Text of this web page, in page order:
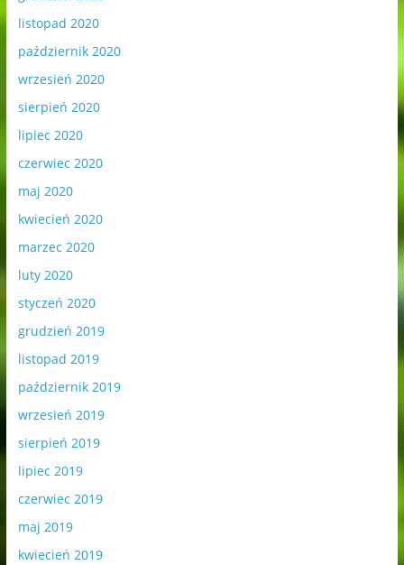
listopad 2020
październik 2020
wrzesień 2020
sierpień 2020
lipiec 2020
czerwiec 2020
maj 2020
kwiecień 2020
marzec 2020
luty 2020
styczeń 2020
grudzień 2019
listopad 2019
październik 2019
wrzesień 2019
sierpień 2019
lipiec 2019
czerwiec 2019
maj 2019
kwiecień 2019